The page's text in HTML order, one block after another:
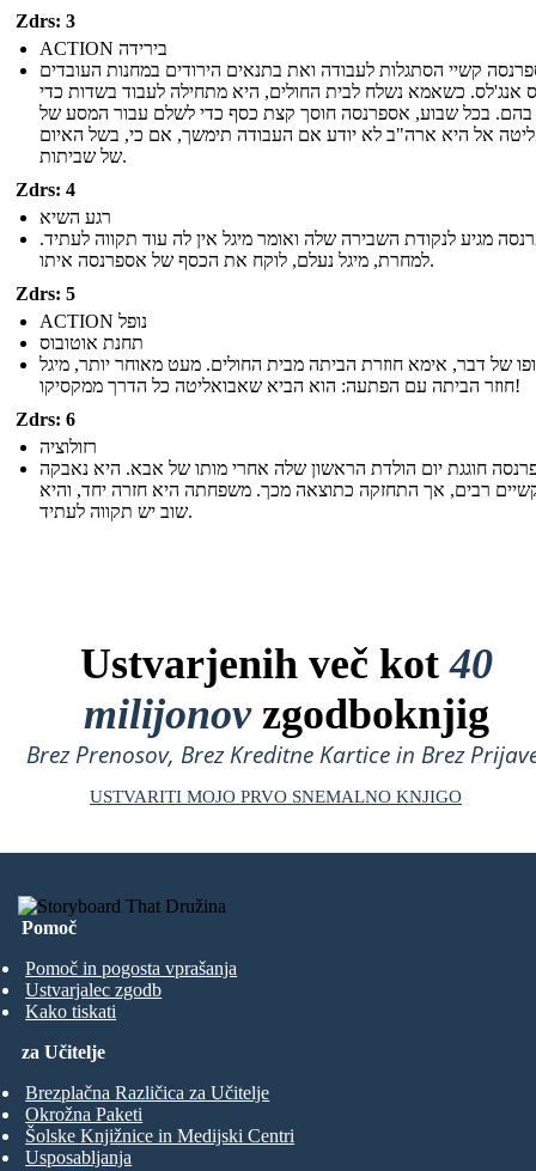
Zdrs: 3
ACTION בירידה
קשיי הסתגלות לעבודה ואת בתנאים הירודים במחנות העובדים
אנג'לס. כשאמא נשלח לבית החולים, היא מתחילה לעבוד בשדות כדי
בהם. בכל שבוע, אספרנסה חוסך קצת כסף כדי לשלם עבור המסע של
אל היא ארה"ב לא יודע אם העבודה תימשך, אם כי, בשל האיום
של שביתות.
Zdrs: 4
רגע השיא
מגיע לנקודת השבירה שלה ואומר מיגל אין לה עוד תקווה לעתיד.
למחרת, מיגל נעלם, לוקח את הכסף של אספרנסה איתו.
Zdrs: 5
ACTION נופל
תחנת אוטובוס
של דבר, אימא חוזרת הביתה מבית החולים. מעט מאוחר יותר, מיגל
חוזר הביתה עם הפתעה: הוא הביא שאבואליטה כל הדרך ממקסיקו!
Zdrs: 6
רזולוציה
חוגגת יום הולדת הראשון שלה אחרי מותו של אבא. היא נאבקה
רבים, אך התחזקה כתוצאה מכך. משפחתה היא חזרה יחד, והיא
שוב יש תקווה לעתיד.
Ustvarjenih več kot40
milijonovzgodboknjig
Brez Prenosov, Brez Kreditne Kartice in Brez
USTVARITI MOJO PRVO SNEMALNO KNJIGO
Pomoč
Pomoč in pogosta vprašanja
Ustvarjalec zgodb
Kako tiskati
za Učitelje
Brezplačna Različica za Učitelje
Okrožna Paketi
Šolske Knjižnice in Medijski Centri
Usposabljanja